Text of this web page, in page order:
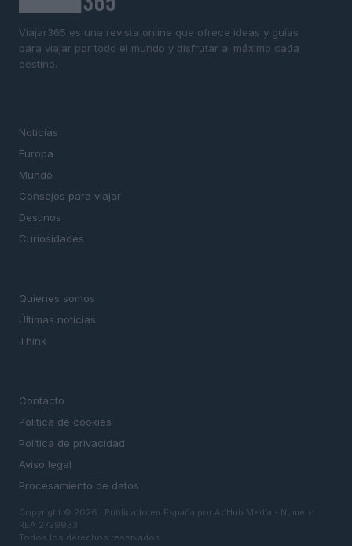
Viajar365 es una revista online que ofrece ideas y guías
para viajar por todo el mundo y disfrutar al máximo cada
destino.
Noticias
Europa
Mundo
Consejos para viajar
Destinos
Curiosidades
Quienes somos
Últimas noticias
Think
Contacto
Politica de cookies
Política de privacidad
Aviso legal
Procesamiento de datos
Copyright © 2026 · Publicado en España por AdHub Media - Numero
REA 2729933
Todos los derechos reservados